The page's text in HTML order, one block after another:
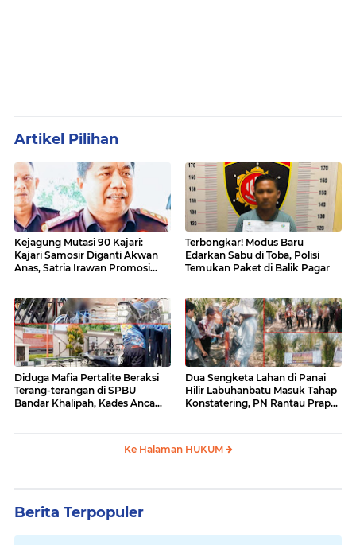
Artikel Pilihan
Kejagung Mutasi 90 Kajari:
Kajari Samosir Diganti Akwan
Anas, Satria Irawan Promosi
Terbongkar! Modus Baru
Edarkan Sabu di Toba, Polisi
Temukan Paket di Balik Pagar
Diduga Mafia Pertalite Beraksi
Terang-terangan di SPBU
Bandar Khalipah, Kades Ancam
Dua Sengketa Lahan di Panai
Hilir Labuhanbatu Masuk Tahap
Konstatering, PN Rantau Prapat
Ke Halaman HUKUM
Berita Terpopuler